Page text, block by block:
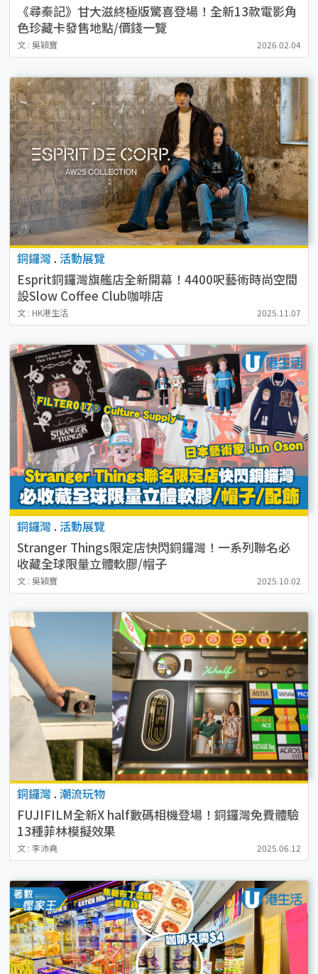
《尋秦記》甘大滋終極版驚喜登場！全新13款電影角
色珍藏卡發售地點/價錢一覽
文 : 吳穎寶 2026.02.04
銅鑼灣 . 活動展覽
Esprit銅鑼灣旗艦店全新開幕！4400呎藝術時尚空間
設Slow Coffee Club咖啡店
文 : HK港生活 2025.11.07
銅鑼灣 . 活動展覽
Stranger Things限定店快閃銅鑼灣！一系列聯名必
收藏全球限量立體軟膠/帽子
文 : 吳穎寶 2025.10.02
銅鑼灣 . 潮流玩物
FUJIFILM全新X half數碼相機登場！銅鑼灣免費體驗
13種菲林模擬效果
文 : 李沛堯 2025.06.12